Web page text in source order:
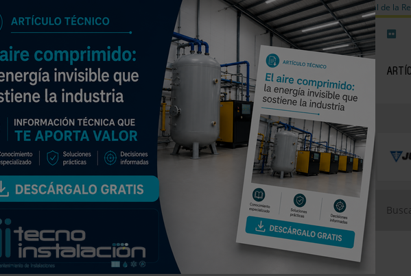
Válvulas de equilibrado para sistemas calefacción Día mundial de la
NOTICIAS PRODUCTOS
EMPRESAS PREMIUM
Ariston dona 17 Lydos Hybrid a la rehabilitación social de Casa Bloc